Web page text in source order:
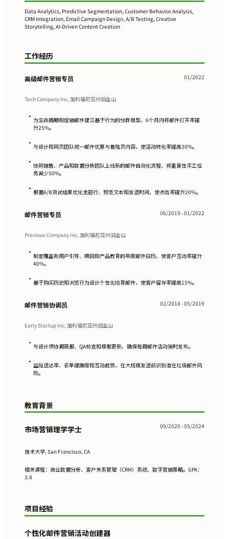
Data Analytics, Predictive Segmentation, Customer Behavior Analysis,
CRM Integration, Email Campaign Design, A/B Testing, Creative
Storytelling, AI-Driven Content Creation
工作经历
高级邮件营销专员 01/2022
Tech Company Inc, 加利福尼亚州旧金山
• 为生命周期和促销邮件建立基于行为的分群模型，6个月内将邮件打开率提
升25%。
• 与设计和网页团队统一邮件优惠与着陆页内容，使活动转化率提高30%。
• 协同销售、产品和数据分析团队上线新的邮件自动化流程，将重复性手工任
务减少50%。
• 根据A/B测试结果优化主题行、预览文本和发送时间，使点击率提升20%。
邮件营销专员 06/2019 - 01/2022
Previous Company Inc, 加利福尼亚州旧金山
• 制定覆盖新用户引导、唤回和产品教育的年度邮件日历，使客户互动率提升
40%。
• 基于购买历史和浏览行为设计个性化培育邮件，使客户留存率提高15%。
邮件营销协调员 02/2018 - 05/2019
Early Startup Inc, 加利福尼亚州旧金山
• 与设计师协调简报、QA检查和模板更新，确保每周邮件活动按时发布。
• 监控送达率、名单健康度和互动趋势，在大规模发送前识别潜在垃圾邮件风
险。
教育背景
市场营销理学学士 09/2020 - 05/2024
技术大学, San Francisco, CA
相关课程：商业数据分析、客户关系管理（CRM）系统、数字营销策略。GPA：
3.8
项目经验
个性化邮件营销活动创建器